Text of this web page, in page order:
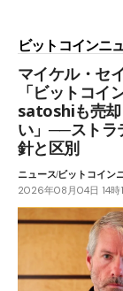
ビットコインニ
マイケル・セ
「ビットコイ
satoshiも売
い」──ストラ
針と区別
ニュースビットコイン
2026年08月04日 14時